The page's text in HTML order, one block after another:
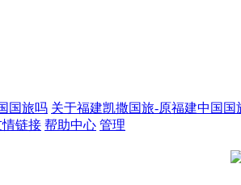
国旅吗 关于福建凯撒国旅-原福建中国国
情链接 帮助中心 管理